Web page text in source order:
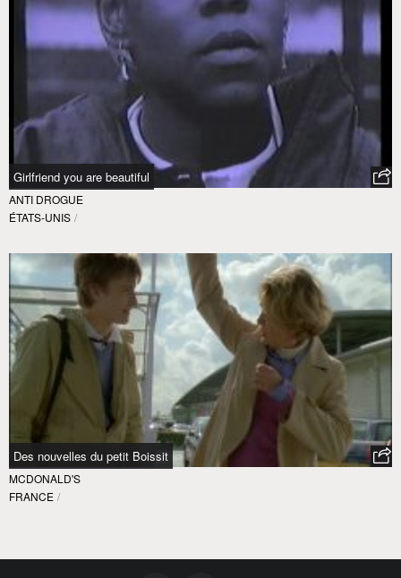
Girlfriend you are beautiful
ANTI DROGUE
ÉTATS-UNIS /
Des nouvelles du petit Boissit
MCDONALD'S
FRANCE /